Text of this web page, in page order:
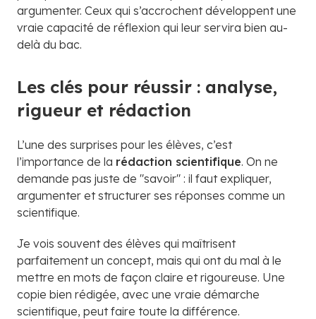
argumenter. Ceux qui s’accrochent développent une
vraie capacité de réflexion qui leur servira bien au-
delà du bac.
Les clés pour réussir : analyse,
rigueur et rédaction
L’une des surprises pour les élèves, c’est
l’importance de la rédaction scientifique. On ne
demande pas juste de "savoir" : il faut expliquer,
argumenter et structurer ses réponses comme un
scientifique.
Je vois souvent des élèves qui maîtrisent
parfaitement un concept, mais qui ont du mal à le
mettre en mots de façon claire et rigoureuse. Une
copie bien rédigée, avec une vraie démarche
scientifique, peut faire toute la différence.